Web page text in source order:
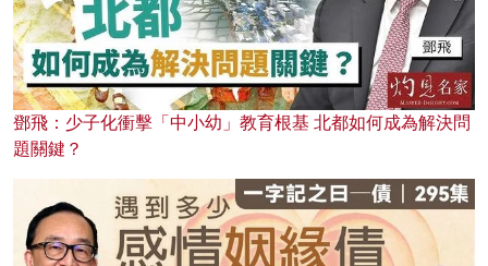
鄧飛：少子化衝擊「中小幼」教育根基 北都如何成為解決問
題關鍵？